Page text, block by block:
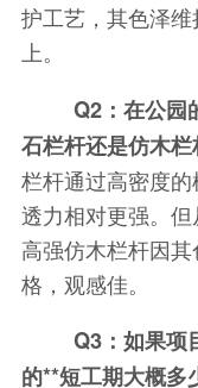
护工艺，其色泽
上。
Q2：在公园
石栏杆还是仿木栏
栏杆通过高密度
透力相对更强。但
高强仿木栏杆因
格，观感佳。
Q3：如果项
的**短工期大概多